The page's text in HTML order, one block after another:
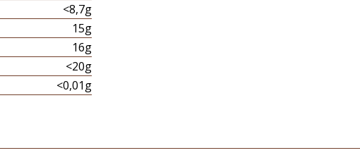
<8,7g
15g
16g
<20g
<0,01g